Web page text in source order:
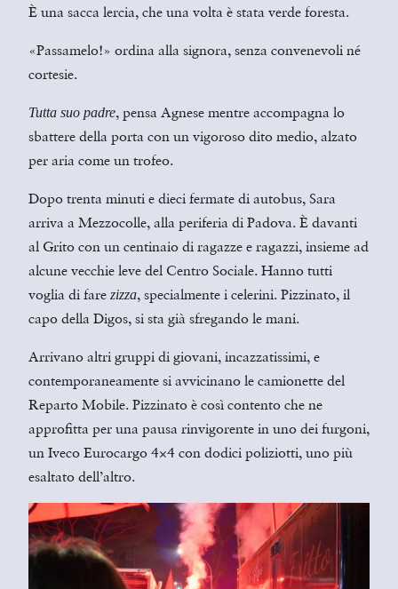
È una sacca lercia, che una volta è stata verde foresta.
«Passamelo!» ordina alla signora, senza convenevoli né
cortesie.
Tutta suo padre, pensa Agnese mentre accompagna lo
sbattere della porta con un vigoroso dito medio, alzato
per aria come un trofeo.
Dopo trenta minuti e dieci fermate di autobus, Sara
arriva a Mezzocolle, alla periferia di Padova. È davanti
al Grito con un centinaio di ragazze e ragazzi, insieme ad
alcune vecchie leve del Centro Sociale. Hanno tutti
voglia di fare zizza, specialmente i celerini. Pizzinato, il
capo della Digos, si sta già sfregando le mani.
Arrivano altri gruppi di giovani, incazzatissimi, e
contemporaneamente si avvicinano le camionette del
Reparto Mobile. Pizzinato è così contento che ne
approfitta per una pausa rinvigorente in uno dei furgoni,
un Iveco Eurocargo 4×4 con dodici poliziotti, uno più
esaltato dell’altro.